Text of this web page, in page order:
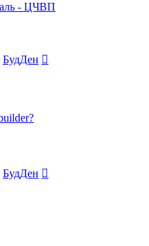
- ЦЧВП
БудДен
БудДен